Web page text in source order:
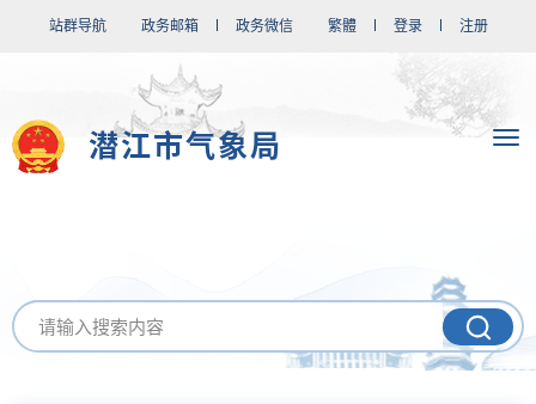
站群导航 政务邮箱 政务微信 繁體 登录 注册
潜江市气象局